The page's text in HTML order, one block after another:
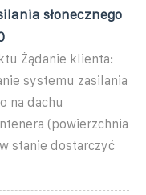
słonecznego
Żądanie klienta:
systemu zasilania
na dachu
(powierzchnia
stanie dostarczyć